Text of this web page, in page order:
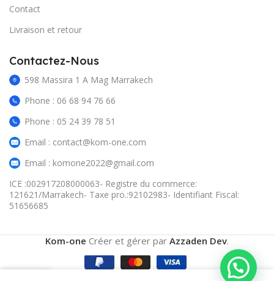
Contact
Livraison et retour
Contactez-Nous
598 Massira 1 A Mag Marrakech
Phone : 06 68 94 76 66
Phone : 05 24 39 78 51
Email : contact@kom-one.com
Email : komone2022@gmail.com
ICE :002917208000063- Registre du commerce:
121621/Marrakech- Taxe pro.:92102983- Identifiant Fiscal:
51656685
Kom-one Créer et gérer par Azzaden Dev.